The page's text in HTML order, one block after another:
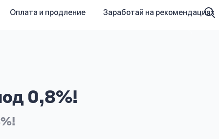
Оплата и продление Заработай на рекомендациях
0,8%!